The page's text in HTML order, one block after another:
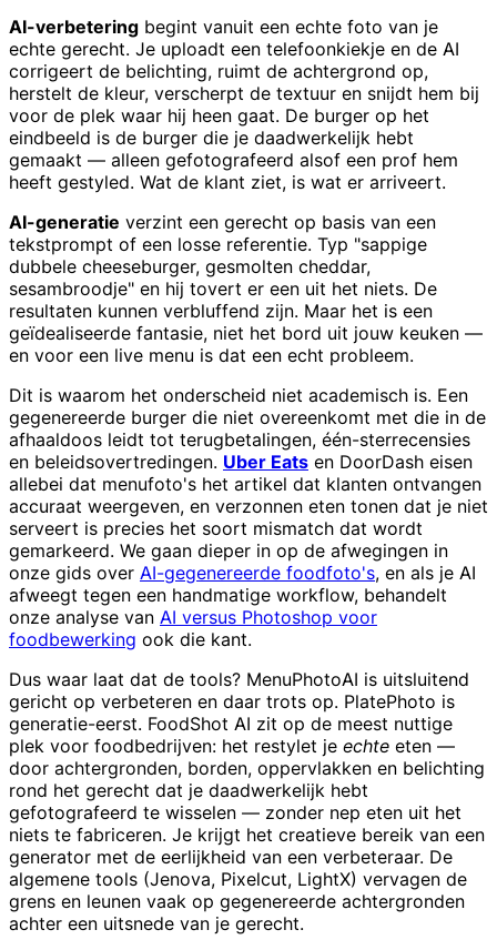
AI-verbetering begint vanuit een echte foto van je
echte gerecht. Je uploadt een telefoonkiekje en de AI
corrigeert de belichting, ruimt de achtergrond op,
herstelt de kleur, verscherpt de textuur en snijdt hem bij
voor de plek waar hij heen gaat. De burger op het
eindbeeld is de burger die je daadwerkelijk hebt
gemaakt — alleen gefotografeerd alsof een prof hem
heeft gestyled. Wat de klant ziet, is wat er arriveert.
AI-generatie verzint een gerecht op basis van een
tekstprompt of een losse referentie. Typ "sappige
dubbele cheeseburger, gesmolten cheddar,
sesambroodje" en hij tovert er een uit het niets. De
resultaten kunnen verbluffend zijn. Maar het is een
geïdealiseerde fantasie, niet het bord uit jouw keuken —
en voor een live menu is dat een echt probleem.
Dit is waarom het onderscheid niet academisch is. Een
gegenereerde burger die niet overeenkomt met die in de
afhaaldoos leidt tot terugbetalingen, één-sterrecensies
en beleidsovertredingen. Uber Eats en DoorDash eisen
allebei dat menufoto's het artikel dat klanten ontvangen
accuraat weergeven, en verzonnen eten tonen dat je niet
serveert is precies het soort mismatch dat wordt
gemarkeerd. We gaan dieper in op de afwegingen in
onze gids over AI-gegenereerde foodfoto's, en als je AI
afweegt tegen een handmatige workflow, behandelt
onze analyse van AI versus Photoshop voor
foodbewerking ook die kant.
Dus waar laat dat de tools? MenuPhotoAI is uitsluitend
gericht op verbeteren en daar trots op. PlatePhoto is
generatie-eerst. FoodShot AI zit op de meest nuttige
plek voor foodbedrijven: het restylet je echte eten —
door achtergronden, borden, oppervlakken en belichting
rond het gerecht dat je daadwerkelijk hebt
gefotografeerd te wisselen — zonder nep eten uit het
niets te fabriceren. Je krijgt het creatieve bereik van een
generator met de eerlijkheid van een verbeteraar. De
algemene tools (Jenova, Pixelcut, LightX) vervagen de
grens en leunen vaak op gegenereerde achtergronden
achter een uitsnede van je gerecht.